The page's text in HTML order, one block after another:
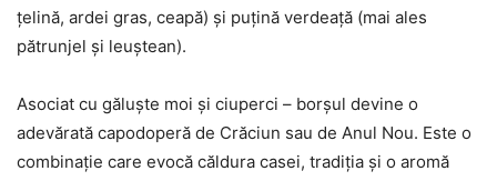
țelină, ardei gras, ceapă) și puțină verdeață (mai ales
pătrunjel și leuștean).
Asociat cu găluște moi și ciuperci – borșul devine o
adevărată capodoperă de Crăciun sau de Anul Nou. Este o
combinație care evocă căldura casei, tradiția și o aromă